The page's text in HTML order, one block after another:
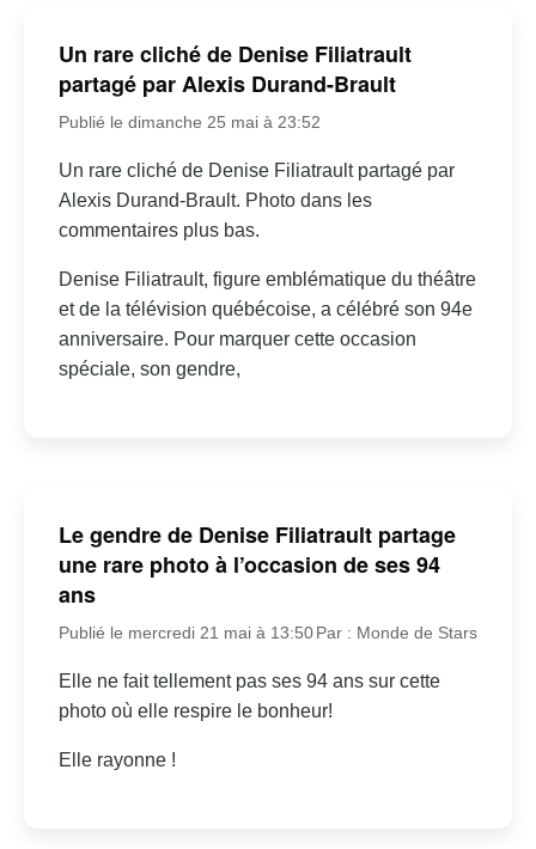
Un rare cliché de Denise Filiatrault
partagé par Alexis Durand-Brault
Publié le dimanche 25 mai à 23:52
Un rare cliché de Denise Filiatrault partagé par
Alexis Durand-Brault. Photo dans les
commentaires plus bas.
Denise Filiatrault, figure emblématique du théâtre
et de la télévision québécoise, a célébré son 94e
anniversaire. Pour marquer cette occasion
spéciale, son gendre,
Le gendre de Denise Filiatrault partage
une rare photo à l’occasion de ses 94
ans
Publié le mercredi 21 mai à 13:50 Par : Monde de Stars
Elle ne fait tellement pas ses 94 ans sur cette
photo où elle respire le bonheur!
Elle rayonne !